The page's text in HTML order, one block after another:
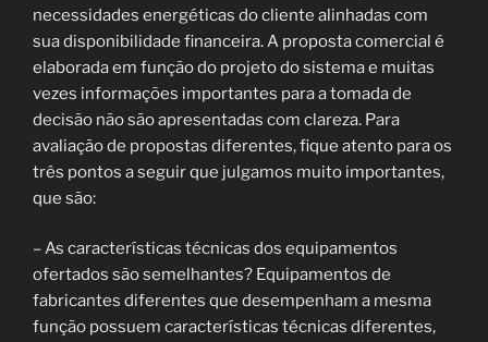
necessidades energéticas do cliente alinhadas com
sua disponibilidade financeira. A proposta comercial é
elaborada em função do projeto do sistema e muitas
vezes informações importantes para a tomada de
decisão não são apresentadas com clareza. Para
avaliação de propostas diferentes, fique atento para os
três pontos a seguir que julgamos muito importantes,
que são:
– As características técnicas dos equipamentos
ofertados são semelhantes? Equipamentos de
fabricantes diferentes que desempenham a mesma
função possuem características técnicas diferentes,